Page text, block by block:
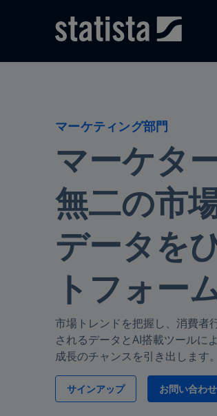
マーケティング部門
マーケタ
無二の市
データを
トフォー
市場トレンドを把握し、消費者
されるデータとAI搭載ツールに
成長のチャンスを引き出します。
サインアップ お問い合わせ